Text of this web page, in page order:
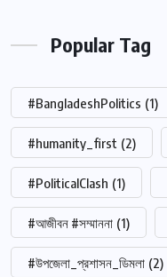
Popular Tag
#BangladeshPolitics (1)
#humanity_first (2)
#PoliticalClash (1)
#আজীবন #সম্মাননা (1)
#উপজেলা_প্রশাসন_ডিমলা (2)